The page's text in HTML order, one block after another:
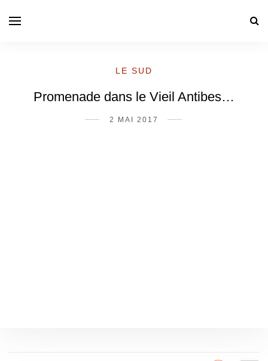
LE SUD
Promenade dans le Vieil Antibes…
2 MAI 2017